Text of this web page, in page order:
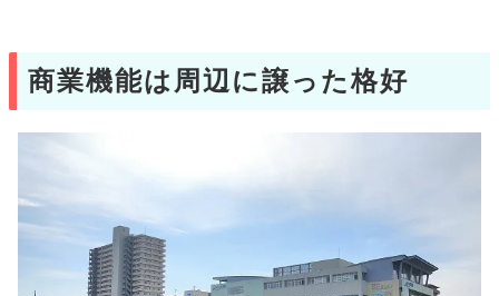
商業機能は周辺に譲った格好